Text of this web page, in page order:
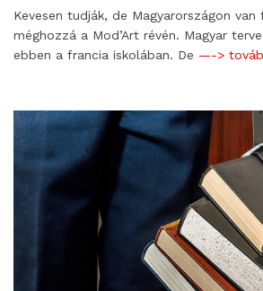
Kevesen tudják, de Magyarországon
méghozzá a Mod’Art révén. Magyar
ebben a francia iskolában. De —->